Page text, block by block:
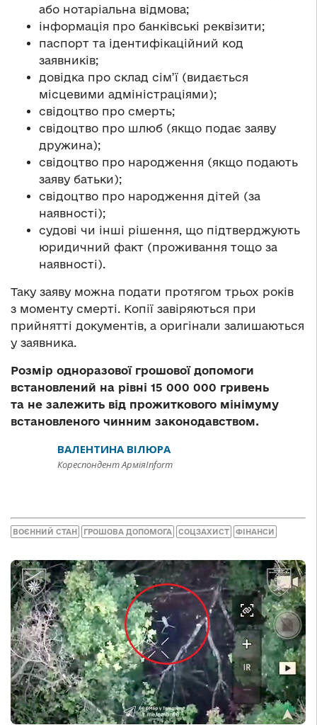
або нотаріальна відмова;
інформація про банківські реквізити;
паспорт та ідентифікаційний код
заявників;
довідка про склад сім’ї (видається
місцевими адміністраціями);
свідоцтво про смерть;
свідоцтво про шлюб (якщо подає заяву
дружина);
свідоцтво про народження (якщо подають
заяву батьки);
свідоцтво про народження дітей (за
наявності);
судові чи інші рішення, що підтверджують
юридичний факт (проживання тощо за
наявності).
Таку заяву можна подати протягом трьох років
з моменту смерті. Копії завіряються при
прийнятті документів, а оригінали залишаються
у заявника.
Розмір одноразової грошової допомоги
встановлений на рівні 15 000 000 гривень
та не залежить від прожиткового мінімуму
встановленого чинним законодавством.
ВАЛЕНТИНА ВІЛЮРА
Кореспондент АрміяInform
ВОЄННИЙ СТАН ГРОШОВА ДОПОМОГА СОЦЗАХИСТ ФІНАНСИ